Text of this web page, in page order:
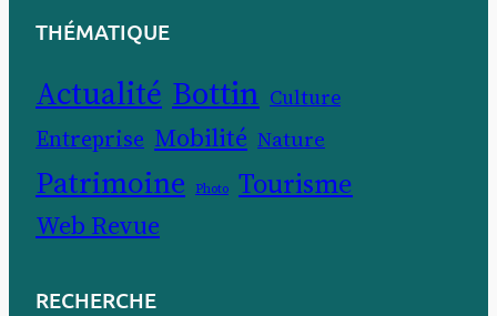
THÉMATIQUE
Actualité Bottin Culture
Entreprise Mobilité Nature
Patrimoine Photo Tourisme
Web Revue
RECHERCHE